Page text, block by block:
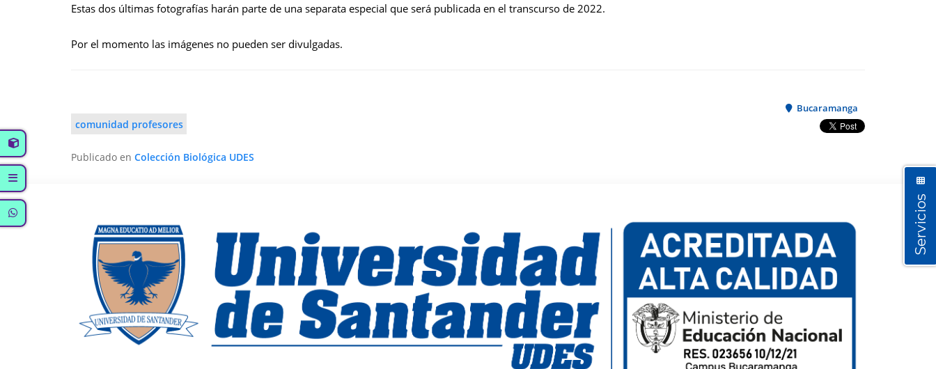
Estas dos últimas fotografías harán parte de una separata especial que será publicada en el transcurso de 2022.
Por el momento las imágenes no pueden ser divulgadas.
Bucaramanga
comunidad profesores
Publicado en Colección Biológica UDES
Servicios